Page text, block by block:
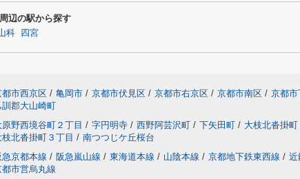
辺の駅から探す
科 四宮
都市西京区 / 亀岡市 / 京都市伏見区 / 京都市右京区 / 京都市南区 / 京都市
訓郡大山崎町
原野西境谷町２丁目 / 字円明寺 / 西野阿芸沢町 / 下矢田町 / 大枝北沓掛町
枝北沓掛町３丁目 / 南つつじケ丘桜台
急京都本線 / 阪急嵐山線 / 東海道本線 / 山陰本線 / 京都地下鉄東西線 / 近
都市営烏丸線